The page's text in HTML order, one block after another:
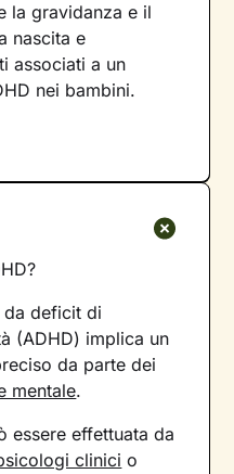
la gravidanza e il
nascita e
associati a un
nei bambini.
da deficit di
(ADHD) implica un
da parte dei
mentale.
essere effettuata da
clinici o